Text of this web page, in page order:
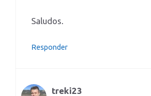
Saludos.
Responder
treki23